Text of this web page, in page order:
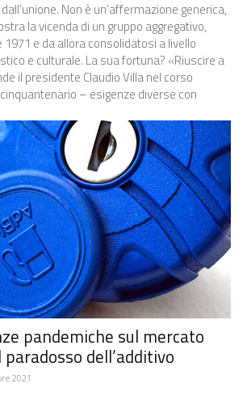
Non è un’affermazione generica,
la vicenda di un gruppo aggregativo,
e da allora consolidatosi a livello
e culturale. La sua fortuna? «Riuscire a
il presidente Claudio Villa nel corso
– esigenze diverse con
pandemiche sul mercato
paradosso dell’additivo
2021